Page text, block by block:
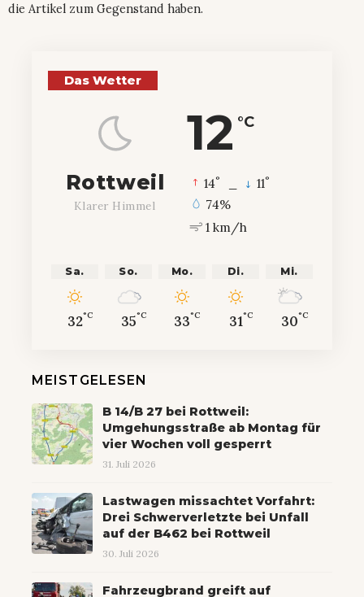
die Artikel zum Gegenstand haben.
Das Wetter
12 °C
Rottweil
Klarer Himmel
14° 11°
74%
1 km/h
Sa.
32°C
So.
35°C
Mo.
33°C
Di.
31°C
Mi.
30°C
MEISTGELESEN
B 14/B 27 bei Rottweil:
Umgehungsstraße ab Montag für
vier Wochen voll gesperrt
31. Juli 2026
Lastwagen missachtet Vorfahrt:
Drei Schwerverletzte bei Unfall
auf der B462 bei Rottweil
30. Juli 2026
Fahrzeugbrand greift auf